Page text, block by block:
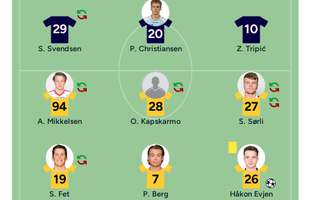
10
Z. Tripić
20
P. Christiansen
29
S. Svendsen
19
S. Fet
7
P. Berg
26
Håkon Evjen
94
A. Mikkelsen
28
O. Kapskarmo
27
S. Sørli